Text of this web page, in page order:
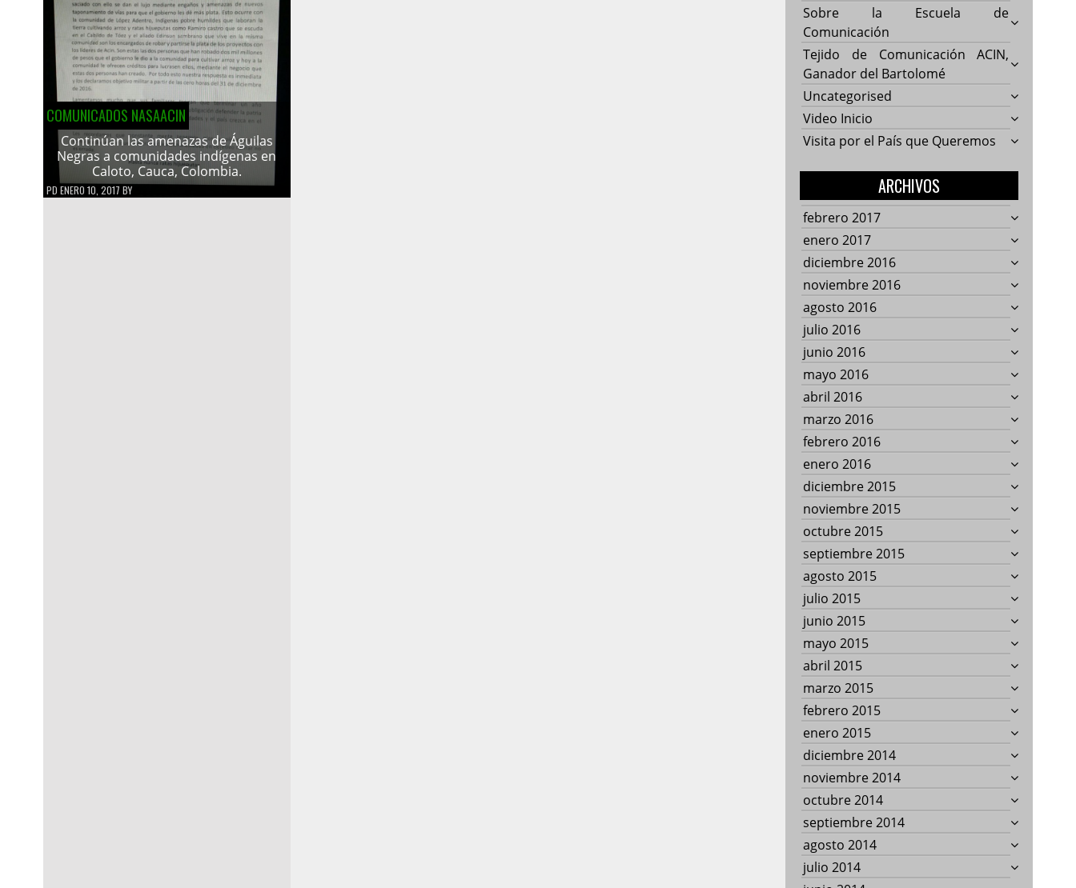
COMUNICADOS NASAACIN
Continúan las amenazas de Águilas
Negras a comunidades indígenas en
Caloto, Cauca, Colombia.
PD ENERO 10, 2017 BY
Sobre la Escuela de
Comunicación
Tejido de Comunicación ACIN,
Ganador del Bartolomé
Uncategorised
Video Inicio
Visita por el País que Queremos
ARCHIVOS
febrero 2017
enero 2017
diciembre 2016
noviembre 2016
agosto 2016
julio 2016
junio 2016
mayo 2016
abril 2016
marzo 2016
febrero 2016
enero 2016
diciembre 2015
noviembre 2015
octubre 2015
septiembre 2015
agosto 2015
julio 2015
junio 2015
mayo 2015
abril 2015
marzo 2015
febrero 2015
enero 2015
diciembre 2014
noviembre 2014
octubre 2014
septiembre 2014
agosto 2014
julio 2014